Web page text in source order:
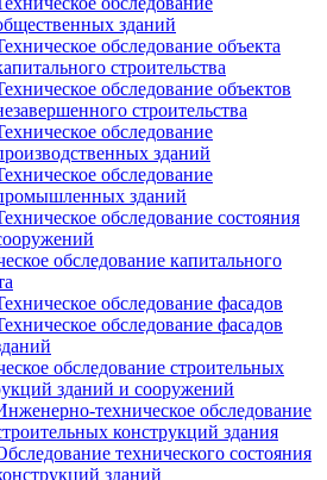
зданий
обследование объекта
строительства
обследование объектов
строительства
обследование
зданий
обследование
зданий
обследование состояния
обследование капитального
обследование фасадов
обследование фасадов
обследование строительных
зданий и сооружений
техническое обследование
конструкций здания
технического состояния
зданий